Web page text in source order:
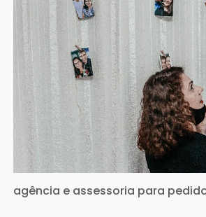
agência e assessoria para